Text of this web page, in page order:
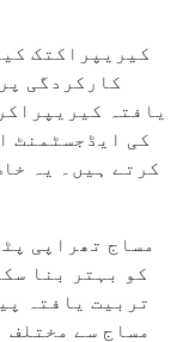
کیریپراکتک
کارکردگی
یافتہ
کی ایڈجسٹمنٹ
کرتے ہیں۔ یہ
مساج تھراپی
کو بہتر بنا
تربیت یافتہ
مساج سے مختلف